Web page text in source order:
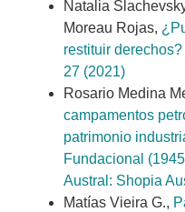
Natalia
Moreau Rojas,
restituir derechos?
27 (2021)
Rosario Medina
campamentos
patrimonio
Fundacional
Austral: Shopia
Matías Vieira G.,